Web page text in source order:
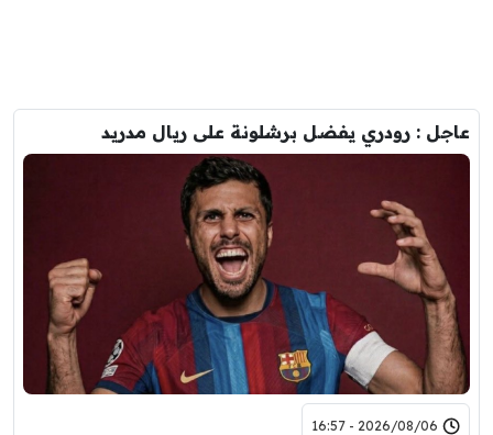
عاجل : رودري يفضل برشلونة على ريال مدريد
2026/08/06 - 16:57